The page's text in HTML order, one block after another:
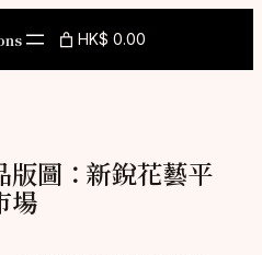
HK$ 0.00
版圖：新銳花藝平
場